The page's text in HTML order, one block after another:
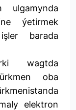
ulgamynda
ýetirmek
barada
wagtda
oba
elektron